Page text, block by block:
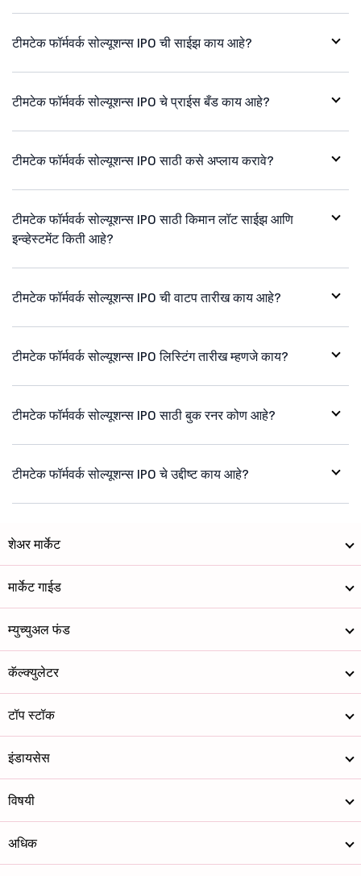
टीमटेक फॉर्मवर्क सोल्यूशन्स IPO ची साईझ काय आहे?
टीमटेक फॉर्मवर्क सोल्यूशन्स IPO चे प्राईस बँड काय आहे?
टीमटेक फॉर्मवर्क सोल्यूशन्स IPO साठी कसे अप्लाय करावे?
टीमटेक फॉर्मवर्क सोल्यूशन्स IPO साठी किमान लॉट साईझ आणि
इन्व्हेस्टमेंट किती आहे?
टीमटेक फॉर्मवर्क सोल्यूशन्स IPO ची वाटप तारीख काय आहे?
टीमटेक फॉर्मवर्क सोल्यूशन्स IPO लिस्टिंग तारीख म्हणजे काय?
टीमटेक फॉर्मवर्क सोल्यूशन्स IPO साठी बुक रनर कोण आहे?
टीमटेक फॉर्मवर्क सोल्यूशन्स IPO चे उद्दीष्ट काय आहे?
शेअर मार्केट
मार्केट गाईड
म्युच्युअल फंड
कॅल्क्युलेटर
टॉप स्टॉक
इंडायसेस
विषयी
अधिक